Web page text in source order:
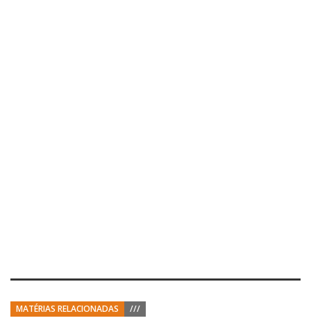
MATÉRIAS RELACIONADAS ///